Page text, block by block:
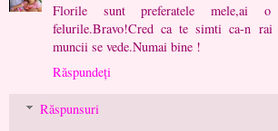
Florile sunt preferatele mele,ai
felurile.Bravo!Cred ca te simti ca-n rai
muncii se vede.Numai bine !
Răspundeți
Răspunsuri